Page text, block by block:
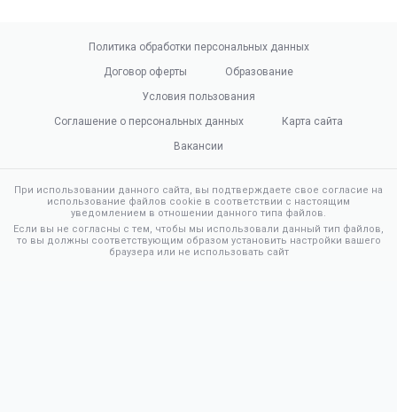
Политика обработки персональных данных
Договор оферты
Образование
Условия пользования
Соглашение о персональных данных
Карта сайта
Вакансии
При использовании данного сайта, вы подтверждаете свое согласие на
использование файлов cookie в соответствии с настоящим
уведомлением в отношении данного типа файлов.
Если вы не согласны с тем, чтобы мы использовали данный тип файлов,
то вы должны соответствующим образом установить настройки вашего
браузера или не использовать сайт